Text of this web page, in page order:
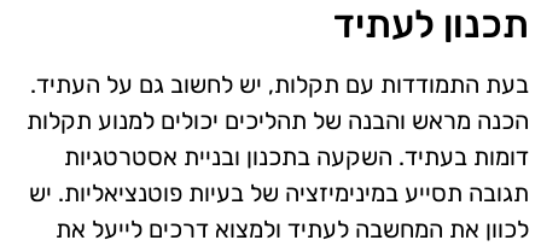
תכנון לעתיד
בעת התמודדות עם תקלות, יש לחשוב גם על העתיד.
הכנה מראש והבנה של תהליכים יכולים למנוע תקלות
דומות בעתיד. השקעה בתכנון ובניית אסטרטגיות
תגובה תסייע במינימיזציה של בעיות פוטנציאליות. יש
לכוון את המחשבה לעתיד ולמצוא דרכים לייעל את